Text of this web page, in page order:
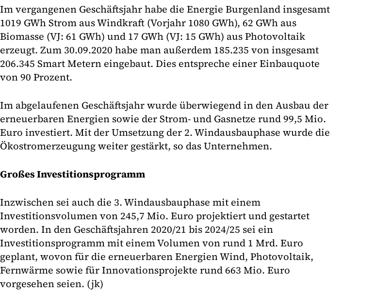
Im vergangenen Geschäftsjahr habe die Energie Burgenland insgesamt
1019 GWh Strom aus Windkraft (Vorjahr 1080 GWh), 62 GWh aus
Biomasse (VJ: 61 GWh) und 17 GWh (VJ: 15 GWh) aus Photovoltaik
erzeugt. Zum 30.09.2020 habe man außerdem 185.235 von insgesamt
206.345 Smart Metern eingebaut. Dies entspreche einer Einbauquote
von 90 Prozent.
Im abgelaufenen Geschäftsjahr wurde überwiegend in den Ausbau der
erneuerbaren Energien sowie der Strom- und Gasnetze rund 99,5 Mio.
Euro investiert. Mit der Umsetzung der 2. Windausbauphase wurde die
Ökostromerzeugung weiter gestärkt, so das Unternehmen.
Großes Investitionsprogramm
Inzwischen sei auch die 3. Windausbauphase mit einem
Investitionsvolumen von 245,7 Mio. Euro projektiert und gestartet
worden. In den Geschäftsjahren 2020/21 bis 2024/25 sei ein
Investitionsprogramm mit einem Volumen von rund 1 Mrd. Euro
geplant, wovon für die erneuerbaren Energien Wind, Photovoltaik,
Fernwärme sowie für Innovationsprojekte rund 663 Mio. Euro
vorgesehen seien. (jk)